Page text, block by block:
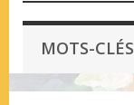
MOTS-CLÉS